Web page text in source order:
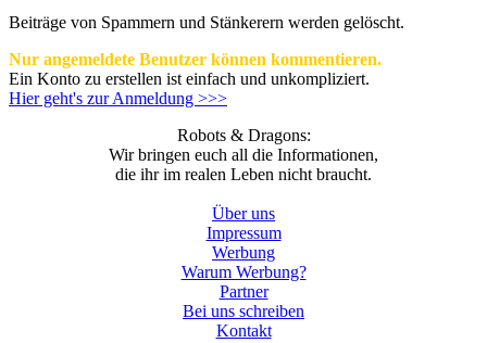
Beiträge von Spammern und Stänkerern werden gelöscht.
Nur angemeldete Benutzer können kommentieren.
Ein Konto zu erstellen ist einfach und unkompliziert.
Hier geht's zur Anmeldung >>>
Robots & Dragons:
Wir bringen euch all die Informationen,
die ihr im realen Leben nicht braucht.
Über uns
Impressum
Werbung
Warum Werbung?
Partner
Bei uns schreiben
Kontakt